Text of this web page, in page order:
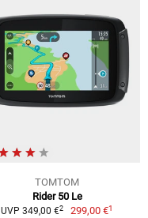
TOMTOM
Rider 50 Le
UVP 349,00 €2 299,00 €1